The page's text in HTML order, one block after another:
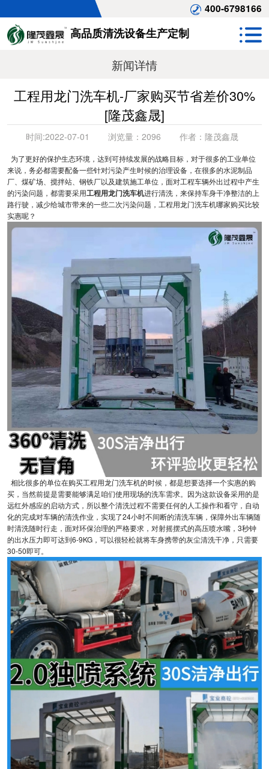
400-6798166
高品质清洗设备生产定制
新闻详情
工程用龙门洗车机-厂家购买节省差价30%
[隆茂鑫晟]
时间:2022-07-01 浏览量： 2096 作者： 隆茂鑫晟
为了更好的保护生态环境，达到可持续发展的战略目标，对于很多的工业单位
来说，务必都需要配备一些针对污染产生时候的治理设备，在很多的水泥制品
厂、煤矿场、搅拌站、钢铁厂以及建筑施工单位，面对工程车辆外出过程中产生
的污染问题，都需要采用工程用龙门洗车机进行清洗，来保持车身干净整洁的上
路行驶，减少给城市带来的一些二次污染问题，工程用龙门洗车机哪家购买比较
实惠呢？
相比很多的单位在购买工程用龙门洗车机的时候，都是想要选择一个实惠的购
买，当然前提是需要能够满足咱们使用现场的洗车需求。因为这款设备采用的是
远红外感应的启动方式，所以整个清洗过程不需要任何的人工操作和看守，自动
化的完成对车辆的清洗作业，实现了24小时不间断的清洗车辆，保障外出车辆随
时清洗随时行走，面对环保治理的严格要求，对射摇摆式的高压喷水嘴，3秒钟
的出水压力即可达到6-9KG，可以很轻松就将车身携带的灰尘清洗干净，只需要
30-50即可。